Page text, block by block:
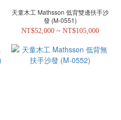
天童木工 Mathsson 低背雙邊扶手沙
發 (M-0551)
NT$52,000 ~ NT$105,000